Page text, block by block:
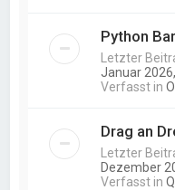
Python
Letzter
Januar
Verfasst in
Drag an
Letzter
Dezember
Verfasst in